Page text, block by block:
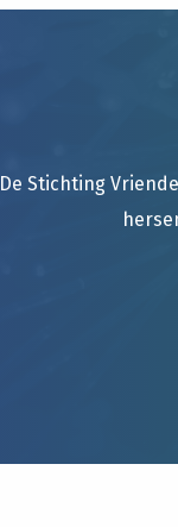
De Stichting